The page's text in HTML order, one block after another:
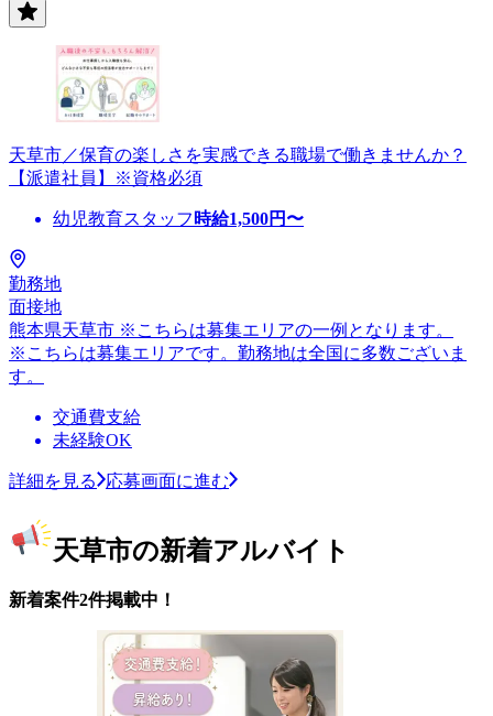
天草市／保育の楽しさを実感できる職場で働きませんか？
【派遣社員】※資格必須
幼児教育スタッフ 時給1,500円〜
勤務地
面接地
熊本県天草市 ※こちらは募集エリアの一例となります。
※こちらは募集エリアです。勤務地は全国に多数ございま
す。
交通費支給
未経験OK
詳細を見る 応募画面に進む
天草市の新着アルバイト
新着案件2件掲載中！